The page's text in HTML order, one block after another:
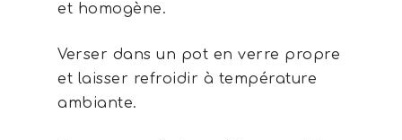
et homogène.
Verser dans un pot en verre propre
et laisser refroidir à température
ambiante.